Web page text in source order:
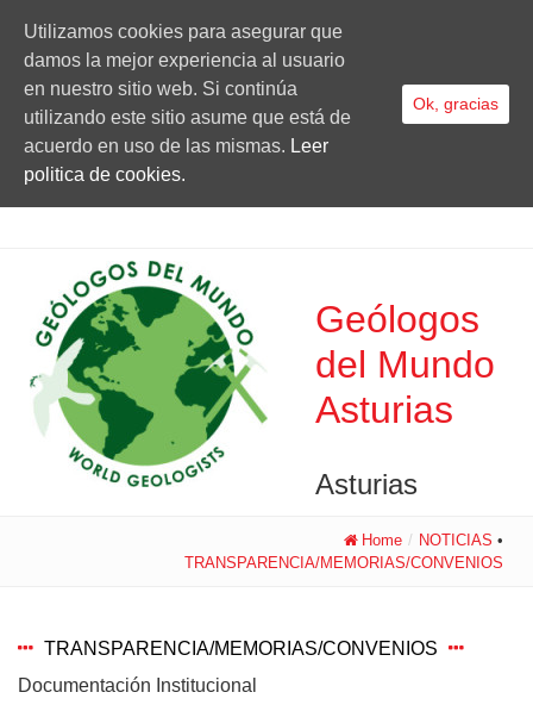
Geólogos
del Mundo
Asturias
Asturias
Home / NOTICIAS •
TRANSPARENCIA/MEMORIAS/CONVENIOS
TRANSPARENCIA/MEMORIAS/CONVENIOS
Documentación Institucional
Utilizamos cookies para asegurar que
damos la mejor experiencia al usuario
en nuestro sitio web. Si continúa
utilizando este sitio asume que está de
acuerdo en uso de las mismas. Leer
politica de cookies.
Ok, gracias